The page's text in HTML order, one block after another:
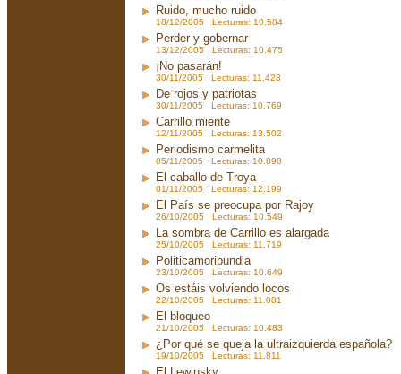
Ruido, mucho ruido
18/12/2005 Lecturas: 10.584
Perder y gobernar
13/12/2005 Lecturas: 10.475
¡No pasarán!
30/11/2005 Lecturas: 11.428
De rojos y patriotas
30/11/2005 Lecturas: 10.769
Carrillo miente
12/11/2005 Lecturas: 13.502
Periodismo carmelita
05/11/2005 Lecturas: 10.898
El caballo de Troya
01/11/2005 Lecturas: 12.199
El País se preocupa por Rajoy
26/10/2005 Lecturas: 10.549
La sombra de Carrillo es alargada
25/10/2005 Lecturas: 11.719
Politicamoribundia
23/10/2005 Lecturas: 10.649
Os estáis volviendo locos
22/10/2005 Lecturas: 11.081
El bloqueo
21/10/2005 Lecturas: 10.483
¿Por qué se queja la ultraizquierda española?
19/10/2005 Lecturas: 11.811